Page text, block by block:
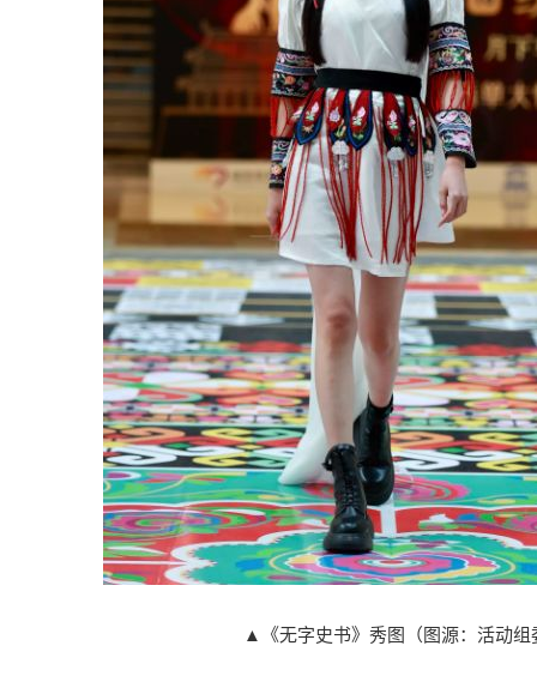
▲《无字史书》秀图（图源：活动组